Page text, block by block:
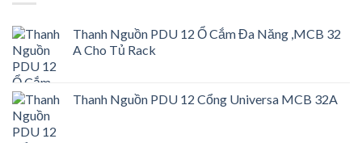
Thanh Nguồn PDU 12 Ổ Cắm Đa Năng ,MCB 32
A Cho Tủ Rack
Thanh Nguồn PDU 12 Cổng Universa MCB 32A